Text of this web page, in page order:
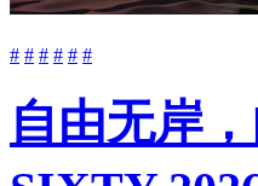
# # # # # #
自由无岸